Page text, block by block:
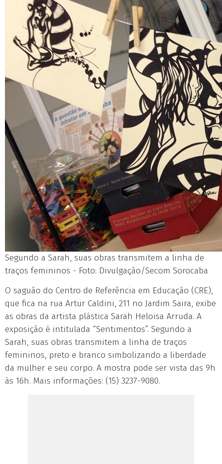
Segundo a Sarah, suas obras transmitem a linha de
traços femininos - Foto: Divulgação/Secom Sorocaba
O saguão do Centro de Referência em Educação (CRE),
que fica na rua Artur Caldini, 211 no Jardim Saira, exibe
as obras da artista plástica Sarah Heloisa Arruda. A
exposição é intitulada “Sentimentos”. Segundo a
Sarah, suas obras transmitem a linha de traços
femininos, preto e branco simbolizando a liberdade
da mulher e seu corpo. A mostra pode ser vista das 9h
às 16h. Mais informações: (15) 3237-9080.